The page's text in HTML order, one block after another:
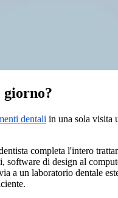
giorno?
dentali in una sola visita
completa l'intero
di design al
a un laboratorio dentale